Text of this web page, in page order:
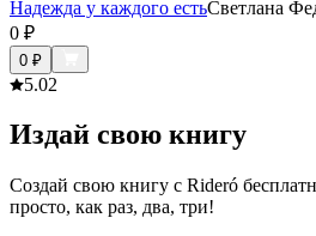
Надежда у каждого естьСветлана
0 ₽
0 ₽
5.02
Издай свою книгу
Создай свою книгу с Rideró
просто, как раз, два, три!